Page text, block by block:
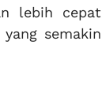
lebih cepat
semakin